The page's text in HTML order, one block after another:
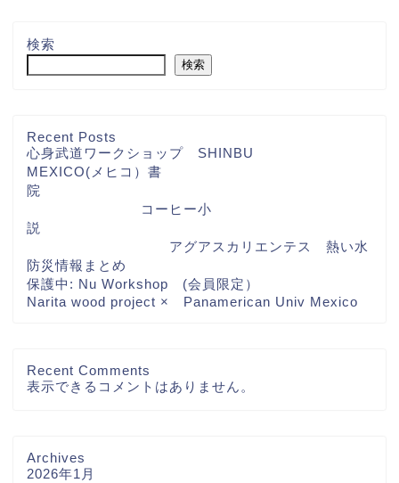
検索
検索
Recent Posts
心身武道ワークショップ SHINBU
MEXICO(メヒコ）書
院
コーヒー小
説
アグアスカリエンテス 熱い水
防災情報まとめ
保護中: Nu Workshop (会員限定）
Narita wood project × Panamerican Univ Mexico
Recent Comments
表示できるコメントはありません。
Archives
2026年1月